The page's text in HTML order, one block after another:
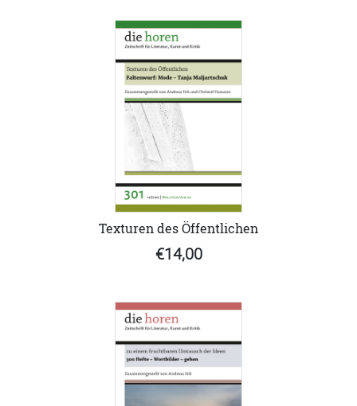
Texturen des Öffentlichen
€14,00